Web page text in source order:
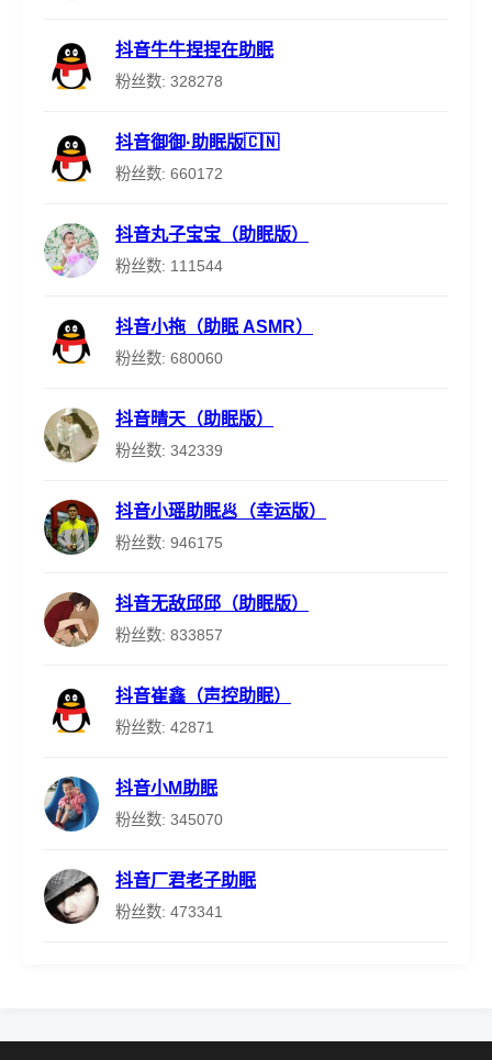
抖音牛牛捏捏在助眠
粉丝数: 328278
抖音御御·助眠版🇨🇳
粉丝数: 660172
抖音丸子宝宝（助眠版）
粉丝数: 111544
抖音小拖（助眠 ASMR）
粉丝数: 680060
抖音晴天（助眠版）
粉丝数: 342339
抖音小瑶助眠🥟（幸运版）
粉丝数: 946175
抖音无敌邱邱（助眠版）
粉丝数: 833857
抖音崔鑫（声控助眠）
粉丝数: 42871
抖音小M助眠
粉丝数: 345070
抖音厂君老子助眠
粉丝数: 473341